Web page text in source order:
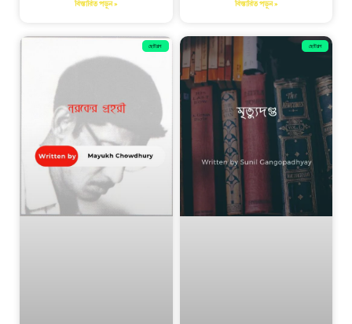
বিস্তারিত পড়ুন » বিস্তারিত পড়ুন »
ছোটগল্প ছোটগল্প